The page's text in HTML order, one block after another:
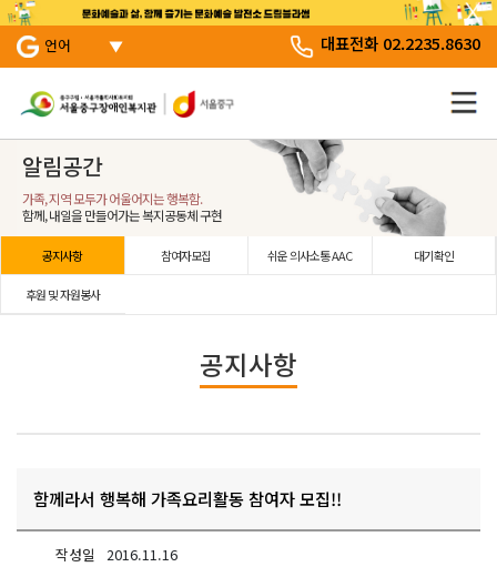
본문 바로 가기
서브 메뉴 바로가기
주 메뉴 바로 가기
언어 대표전화 02.2235.8630
알림공간
가족, 지역 모두가 어울어지는 행복함.
함께, 내일을 만들어가는 복지공동체 구현
공지사항 참여자모집 쉬운 의사소통 AAC 대기확인
후원 및 자원봉사
공지사항
함께라서 행복해 가족요리활동 참여자 모집!!
작성일 2016.11.16